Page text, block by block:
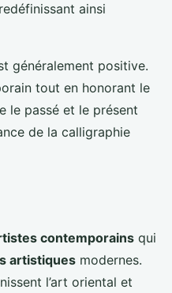
ainsi
généralement positive.
tout en honorant le
le passé et le présent
de la calligraphie
contemporains qui
artistiques modernes.
l’art oriental et